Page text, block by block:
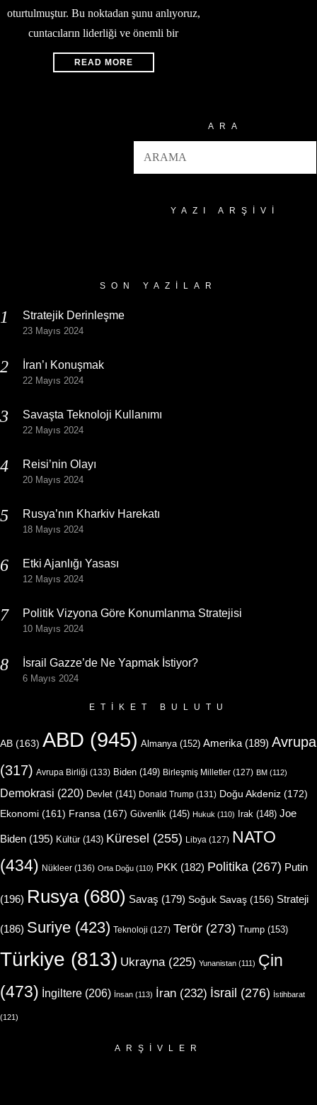
oturtulmuştur. Bu noktadan şunu anlıyoruz,
cuntacıların liderliği ve önemli bir
READ MORE
ARA
YAZI ARŞIVI
SON YAZILAR
Stratejik Derinleşme
23 Mayıs 2024
İran’ı Konuşmak
22 Mayıs 2024
Savaşta Teknoloji Kullanımı
22 Mayıs 2024
Reisi’nin Olayı
20 Mayıs 2024
Rusya’nın Kharkiv Harekatı
18 Mayıs 2024
Etki Ajanlığı Yasası
12 Mayıs 2024
Politik Vizyona Göre Konumlanma Stratejisi
10 Mayıs 2024
İsrail Gazze’de Ne Yapmak İstiyor?
6 Mayıs 2024
ETIKET BULUTU
AB (163) ABD (945) Almanya (152) Amerika (189) Avrupa
(317) Avrupa Birliği (133) Biden (149) Birleşmiş Milletler (127) BM (112)
Demokrasi (220) Devlet (141) Donald Trump (131) Doğu Akdeniz (172)
Ekonomi (161) Fransa (167) Güvenlik (145) Hukuk (110) Irak (148) Joe
Biden (195) Kültür(143) Küresel (255) Libya (127) NATO
(434) Nükleer (136) Orta Doğu (110) PKK (182) Politika (267) Putin
(196) Rusya(680) Savaş (179) Soğuk Savaş (156) Strateji
(186) Suriye (423) Teknoloji (127) Terör (273) Trump (153)
Türkiye (813) Ukrayna (225) Yunanistan (111) Çin
(473) İngiltere (206) İnsan (113) İran (232) İsrail (276) İstihbarat
(121)
ARŞIVLER